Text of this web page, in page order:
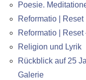
Poesie.
Reformatio | Reset
Reformatio |
Religion und Lyrik
Rückblick auf 25
Galerie